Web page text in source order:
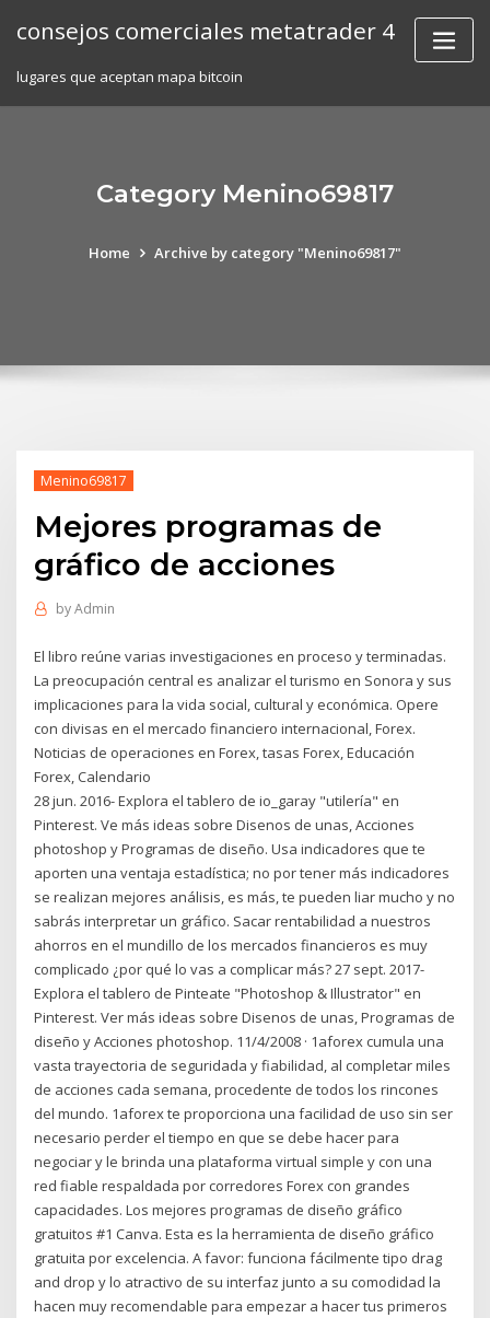
consejos comerciales metatrader 4
lugares que aceptan mapa bitcoin
Category Menino69817
Home Archive by category "Menino69817"
Menino69817
Mejores programas de
gráfico de acciones
byAdmin
El libro reúne varias investigaciones en proceso y terminadas.
La preocupación central es analizar el turismo en Sonora y sus
implicaciones para la vida social, cultural y económica. Opere
con divisas en el mercado financiero internacional, Forex.
Noticias de operaciones en Forex, tasas Forex, Educación
Forex, Calendario
28 jun. 2016- Explora el tablero de io_garay "utilería" en
Pinterest. Ve más ideas sobre Disenos de unas, Acciones
photoshop y Programas de diseño. Usa indicadores que te
aporten una ventaja estadística; no por tener más indicadores
se realizan mejores análisis, es más, te pueden liar mucho y no
sabrás interpretar un gráfico. Sacar rentabilidad a nuestros
ahorros en el mundillo de los mercados financieros es muy
complicado ¿por qué lo vas a complicar más? 27 sept. 2017-
Explora el tablero de Pinteate "Photoshop & Illustrator" en
Pinterest. Ver más ideas sobre Disenos de unas, Programas de
diseño y Acciones photoshop. 11/4/2008 · 1aforex cumula una
vasta trayectoria de seguridada y fiabilidad, al completar miles
de acciones cada semana, procedente de todos los rincones
del mundo. 1aforex te proporciona una facilidad de uso sin ser
necesario perder el tiempo en que se debe hacer para
negociar y le brinda una plataforma virtual simple y con una
red fiable respaldada por corredores Forex con grandes
capacidades. Los mejores programas de diseño gráfico
gratuitos #1 Canva. Esta es la herramienta de diseño gráfico
gratuita por excelencia. A favor: funciona fácilmente tipo drag
and drop y lo atractivo de su interfaz junto a su comodidad la
hacen muy recomendable para empezar a hacer tus primeros